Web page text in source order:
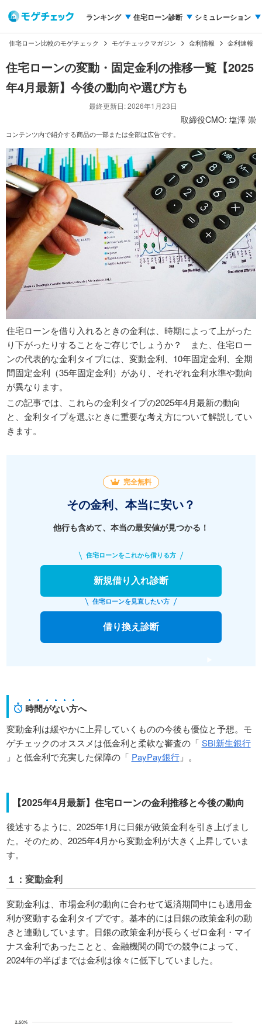
ランキング 住宅ローン診断 シミュレーション
住宅ローン比較のモゲチェック モゲチェックマガジン 金利情報 金利速報
住宅ローンの変動・固定金利の推移一覧【2025
年4月最新】今後の動向や選び方も
最終更新日: 2026年1月23日
取締役CMO: 塩澤 崇
コンテンツ内で紹介する商品の一部または全部は広告です。
住宅ローンを借り入れるときの金利は、時期によって上がった
り下がったりすることをご存じでしょうか？ また、住宅ロー
ンの代表的な金利タイプには、変動金利、10年固定金利、全期
間固定金利（35年固定金利）があり、それぞれ金利水準や動向
が異なります。
この記事では、これらの金利タイプの2025年4月最新の動向
と、金利タイプを選ぶときに重要な考え方について解説してい
きます。
完全無料
その金利、本当に安い？
他行も含めて、本当の最安値が見つかる！
住宅ローンをこれから借りる方
新規借り入れ診断
住宅ローンを見直したい方
借り換え診断
時間がない方へ
変動金利は緩やかに上昇していくものの今後も優位と予想。モ
ゲチェックのオススメは低金利と柔軟な審査の「 SBI新生銀行
」と低金利で充実した保障の「 PayPay銀行」。
【2025年4月最新】住宅ローンの金利推移と今後の動向
後述するように、2025年1月に日銀が政策金利を引き上げまし
た。そのため、2025年4月から変動金利が大きく上昇していま
す。
１：変動金利
変動金利は、市場金利の動向に合わせて返済期間中にも適用金
利が変動する金利タイプです。基本的には日銀の政策金利の動
きと連動しています。日銀の政策金利が長らくゼロ金利・マイ
ナス金利であったことと、金融機関の間での競争によって、
2024年の半ばまでは金利は徐々に低下していました。